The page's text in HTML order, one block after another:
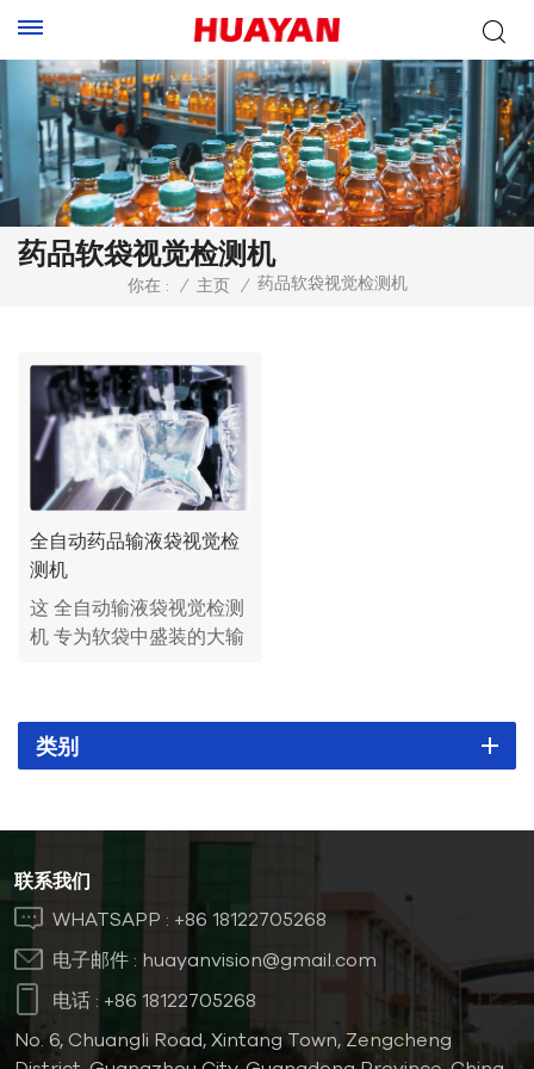
药品软袋视觉检测机
你在 : / 主页 / 药品软袋视觉检测机
全自动药品输液袋视觉检
测机
这 全自动输液袋视觉检测
机 专为软袋中盛装的大输
效识别合格品和不良品。
通过内置机制自动剔除不
类别
联系我们
WHATSAPP : +86 18122705268
电子邮件 : huayanvision@gmail.com
电话 : +86 18122705268
No. 6, Chuangli Road, Xintang Town, Zengcheng